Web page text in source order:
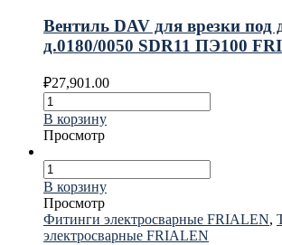
Вентиль DAV для врезки под
д.0180/0050 SDR11 ПЭ100
₽27,901.00
В корзину
Просмотр
В корзину
Просмотр
Фитинги электросварные FRIALEN,
электросварные FRIALEN